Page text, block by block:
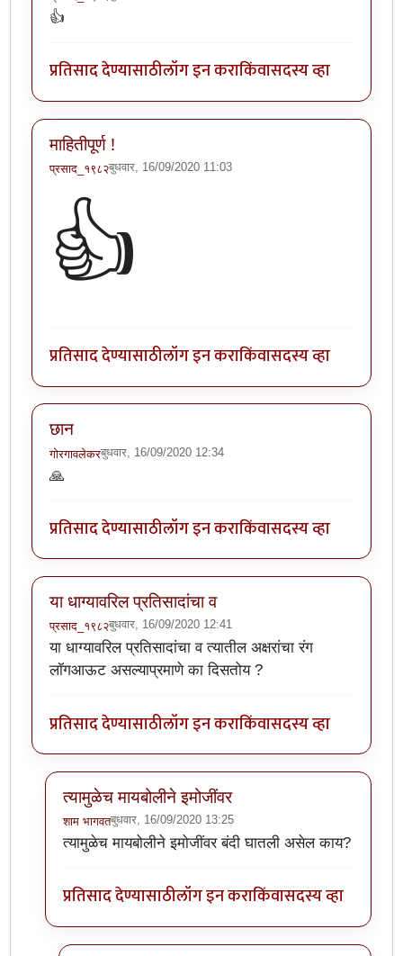
👍
प्रतिसाद देण्यासाठीलॉग इन कराकिंवासदस्य व्हा
माहितीपूर्ण !
प्रसाद_१९८२बुधवार, 16/09/2020 11:03
👍
प्रतिसाद देण्यासाठीलॉग इन कराकिंवासदस्य व्हा
छान
गोरगावलेकरबुधवार, 16/09/2020 12:34
🙏
प्रतिसाद देण्यासाठीलॉग इन कराकिंवासदस्य व्हा
या धाग्यावरिल प्रतिसादांचा व
प्रसाद_१९८२बुधवार, 16/09/2020 12:41
या धाग्यावरिल प्रतिसादांचा व त्यातील अक्षरांचा रंग
लॉगआऊट असल्याप्रमाणे का दिसतोय ?
प्रतिसाद देण्यासाठीलॉग इन कराकिंवासदस्य व्हा
त्यामुळेच मायबोलीने इमोजींवर
शाम भागवतबुधवार, 16/09/2020 13:25
In reply toया धाग्यावरिल प्रतिसादांचा वbyप्रसाद_१९८२
त्यामुळेच मायबोलीने इमोजींवर बंदी घातली असेल काय?
प्रतिसाद देण्यासाठीलॉग इन कराकिंवासदस्य व्हा